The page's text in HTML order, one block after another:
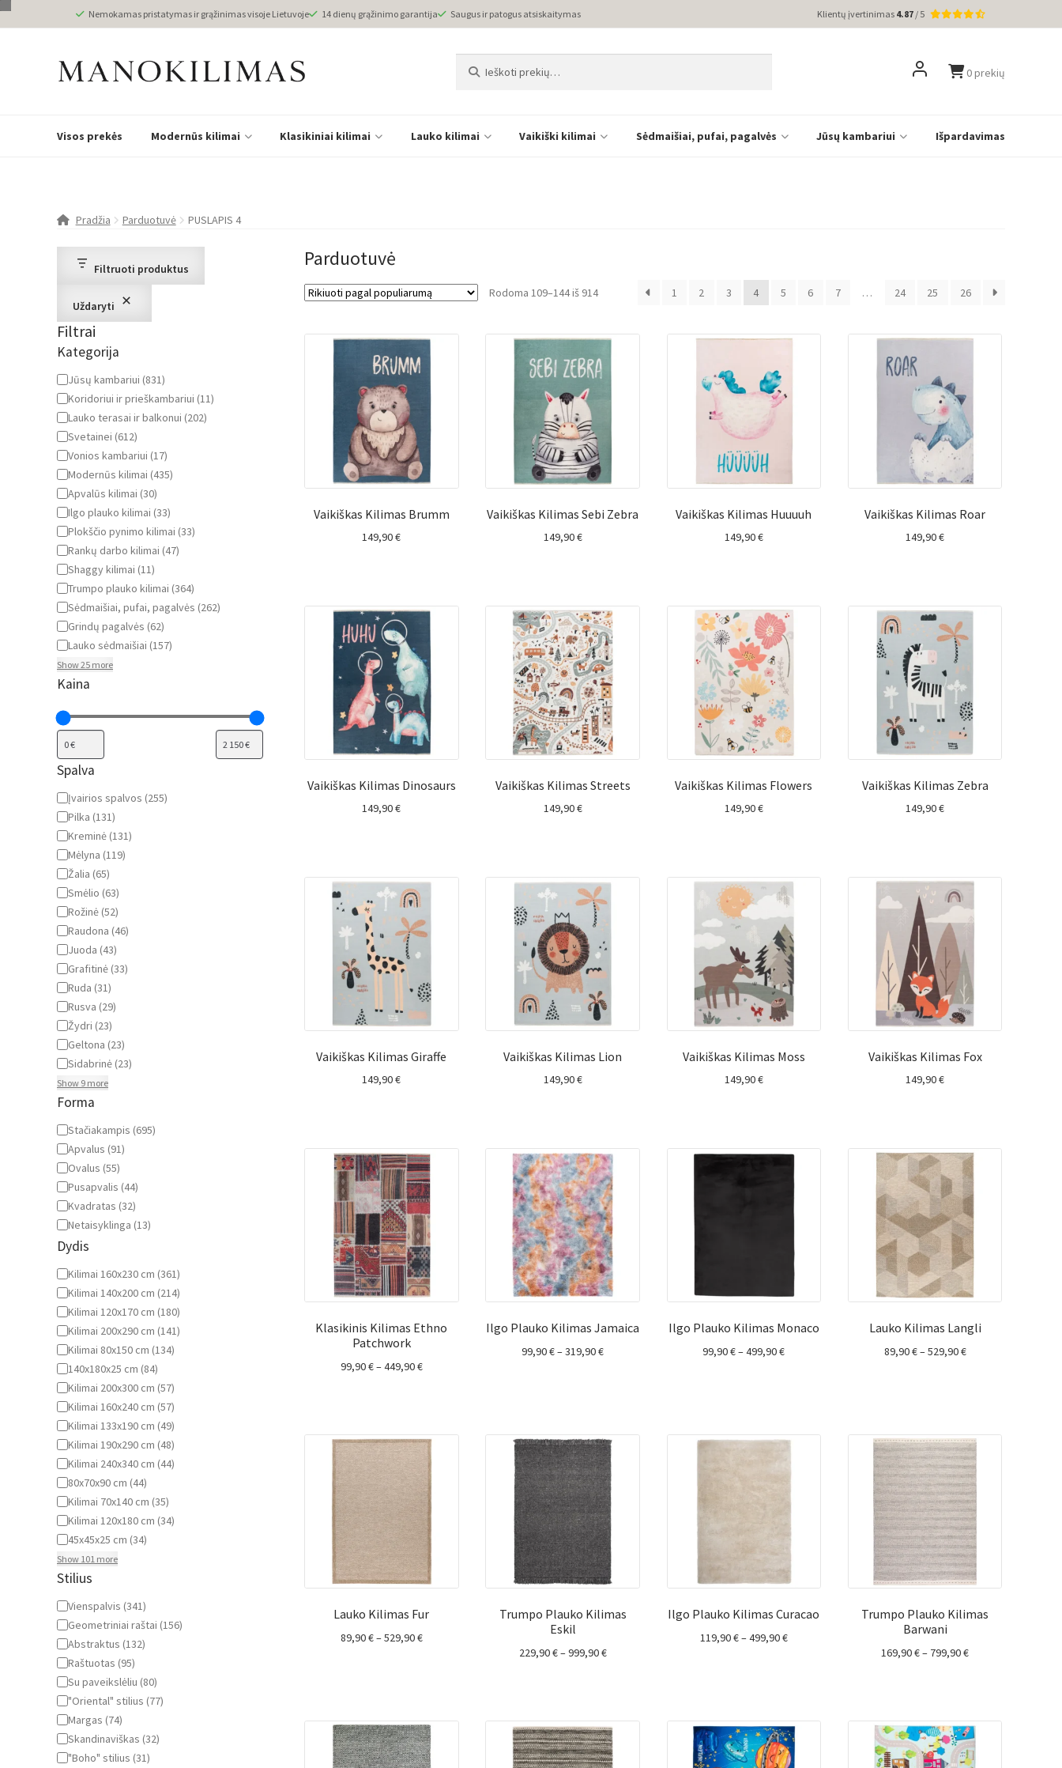
Nemokamas pristatymas ir grąžinimas visoje Lietuvoje 14 dienų grąžinimo garantija Saugus ir patogus atsiskaitymas Klientų įvertinimas 4.87 / 5
0 prekių
Visos prekės Modernūs kilimai Klasikiniai kilimai Lauko kilimai Vaikiški kilimai Sėdmaišiai, pufai, pagalvės Jūsų kambariui Išpardavimas
Pradžia Parduotuvė PUSLAPIS 4
Parduotuvė
Rodoma 109–144 iš 914Rūšiuojama
1 2 3 4 5 6 7 … 24 25 26
Vaikiškas Kilimas Brumm
149,90€
Vaikiškas Kilimas Sebi Zebra
149,90€
Vaikiškas Kilimas Huuuuh
149,90€
Vaikiškas Kilimas Roar
149,90€
Vaikiškas Kilimas Dinosaurs
149,90€
Vaikiškas Kilimas Streets
149,90€
Vaikiškas Kilimas Flowers
149,90€
Vaikiškas Kilimas Zebra
149,90€
Vaikiškas Kilimas Giraffe
149,90€
Vaikiškas Kilimas Lion
149,90€
Vaikiškas Kilimas Moss
149,90€
Vaikiškas Kilimas Fox
149,90€
Klasikinis Kilimas Ethno
Patchwork
99,90€–449,90€Price
449,90 €
Ilgo Plauko Kilimas Jamaica
99,90€–319,90€Price
Ilgo Plauko Kilimas Monaco
99,90€–499,90€Price
Lauko Kilimas Langli
89,90€–529,90€Price
Lauko Kilimas Fur
89,90€–529,90€Price
Trumpo Plauko Kilimas
Eskil
229,90€–999,90€Price
999,90 €
Ilgo Plauko Kilimas Curacao
119,90€–499,90€Price
Trumpo Plauko Kilimas
Barwani
169,90€– 799,90€Price
799,90 €
Filtruoti produktus
Uždaryti
Filtrai
Kategorija
Kategorija
Jūsų kambariui (831)
Koridoriui ir prieškambariui (11)
Lauko terasai ir balkonui (202)
Svetainei (612)
Vonios kambariui (17)
Modernūs kilimai (435)
Apvalūs kilimai (30)
Ilgo plauko kilimai (33)
Plokščio pynimo kilimai (33)
Rankų darbo kilimai (47)
Shaggy kilimai (11)
Trumpo plauko kilimai (364)
Sėdmaišiai, pufai, pagalvės (262)
Grindų pagalvės (62)
Lauko sėdmaišiai (157)
Show 25 more
Kaina
Spalva
Spalva
Įvairios spalvos (255)
Pilka (131)
Kreminė (131)
Mėlyna (119)
Žalia (65)
Smėlio (63)
Rožinė (52)
Raudona (46)
Juoda (43)
Grafitinė (33)
Ruda (31)
Rusva (29)
Žydri (23)
Geltona (23)
Sidabrinė (23)
Show 9 more
Forma
Forma
Stačiakampis (695)
Apvalus (91)
Ovalus (55)
Pusapvalis (44)
Kvadratas (32)
Netaisyklinga (13)
Dydis
Dydis
Kilimai 160x230 cm (361)
Kilimai 140x200 cm (214)
Kilimai 120x170 cm (180)
Kilimai 200x290 cm (141)
Kilimai 80x150 cm (134)
140x180x25 cm (84)
Kilimai 200x300 cm (57)
Kilimai 160x240 cm (57)
Kilimai 133x190 cm (49)
Kilimai 190x290 cm (48)
Kilimai 240x340 cm (44)
80x70x90 cm (44)
Kilimai 70x140 cm (35)
Kilimai 120x180 cm (34)
45x45x25 cm (34)
Show 101 more
Stilius
Stilius
Vienspalvis (341)
Geometriniai raštai (156)
Abstraktus (132)
Raštuotas (95)
Su paveikslėliu (80)
"Oriental" stilius (77)
Margas (74)
Skandinaviškas (32)
"Boho" stilius (31)